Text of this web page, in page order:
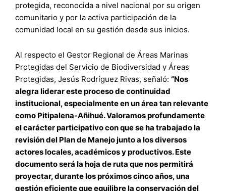
protegida, reconocida a nivel nacional por su origen
comunitario y por la activa participación de la
comunidad local en su gestión desde sus inicios.
Al respecto el Gestor Regional de Áreas Marinas
Protegidas del Servicio de Biodiversidad y Áreas
Protegidas, Jesús Rodríguez Rivas, señaló: “Nos
alegra liderar este proceso de continuidad
institucional, especialmente en un área tan relevante
como Pitipalena-Añihué. Valoramos profundamente
el carácter participativo con que se ha trabajado la
revisión del Plan de Manejo junto a los diversos
actores locales, académicos y productivos. Este
documento será la hoja de ruta que nos permitirá
proyectar, durante los próximos cinco años, una
gestión eficiente que equilibre la conservación del